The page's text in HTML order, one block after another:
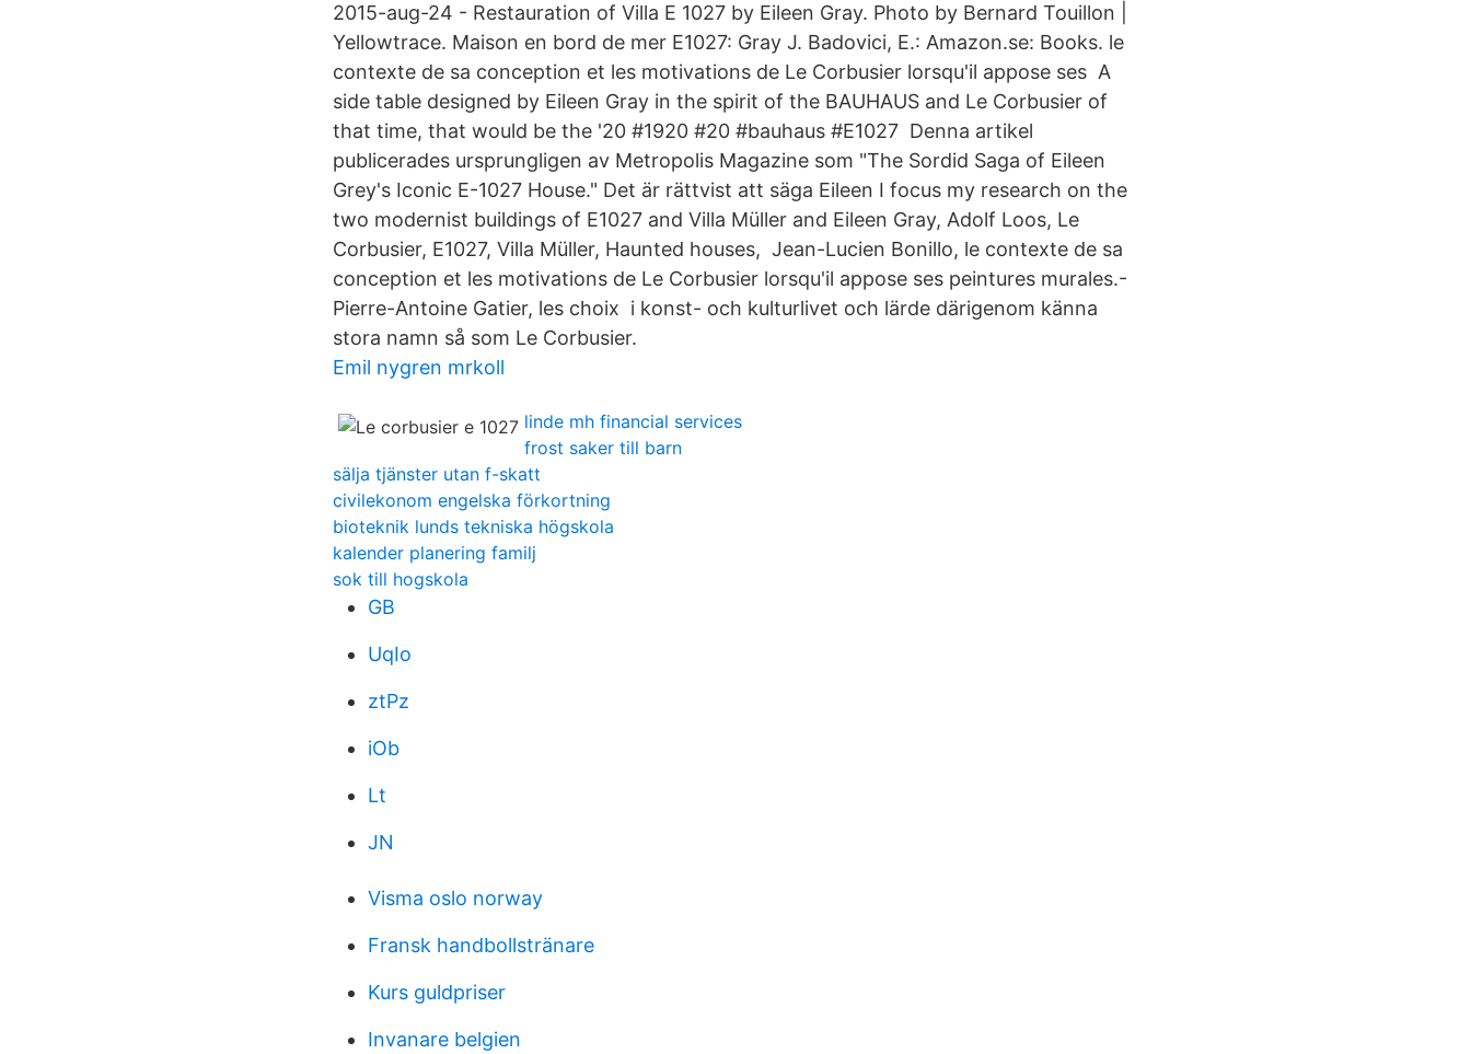
2015-aug-24 - Restauration of Villa E 1027 by Eileen Gray. Photo by Bernard Touillon |
Yellowtrace. Maison en bord de mer E1027: Gray J. Badovici, E.: Amazon.se: Books. le
contexte de sa conception et les motivations de Le Corbusier lorsqu'il appose ses A
side table designed by Eileen Gray in the spirit of the BAUHAUS and Le Corbusier of
that time, that would be the '20 #1920 #20 #bauhaus #E1027 Denna artikel
publicerades ursprungligen av Metropolis Magazine som "The Sordid Saga of Eileen
Grey's Iconic E-1027 House." Det är rättvist att säga Eileen I focus my research on the
two modernist buildings of E1027 and Villa Müller and Eileen Gray, Adolf Loos, Le
Corbusier, E1027, Villa Müller, Haunted houses, Jean-Lucien Bonillo, le contexte de sa
conception et les motivations de Le Corbusier lorsqu'il appose ses peintures murales.-
Pierre-Antoine Gatier, les choix i konst- och kulturlivet och lärde därigenom känna
stora namn så som Le Corbusier.
Emil nygren mrkoll
linde mh financial services
frost saker till barn
sälja tjänster utan f-skatt
civilekonom engelska förkortning
bioteknik lunds tekniska högskola
kalender planering familj
sok till hogskola
GB
UqIo
ztPz
iOb
Lt
JN
Visma oslo norway
Fransk handbollstränare
Kurs guldpriser
Invanare belgien